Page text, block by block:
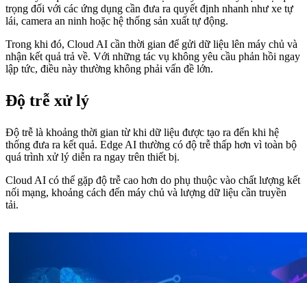
trọng đối với các ứng dụng cần đưa ra quyết định nhanh như xe tự
lái, camera an ninh hoặc hệ thống sản xuất tự động.
Trong khi đó, Cloud AI cần thời gian để gửi dữ liệu lên máy chủ và
nhận kết quả trả về. Với những tác vụ không yêu cầu phản hồi ngay
lập tức, điều này thường không phải vấn đề lớn.
Độ trễ xử lý
Độ trễ là khoảng thời gian từ khi dữ liệu được tạo ra đến khi hệ
thống đưa ra kết quả. Edge AI thường có độ trễ thấp hơn vì toàn bộ
quá trình xử lý diễn ra ngay trên thiết bị.
Cloud AI có thể gặp độ trễ cao hơn do phụ thuộc vào chất lượng kết
nối mạng, khoảng cách đến máy chủ và lượng dữ liệu cần truyền
tải.